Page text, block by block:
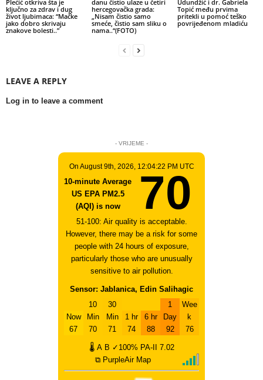
Plećić otkriva šta je
ključno za zdrav i dug
život ljubimaca: “Mačke
jako dobro skrivaju
znakove bolesti..”
danu čistio ulaze u četiri
hercegovačka grada:
„Nisam čistio samo
smeće, čistio sam sliku o
nama..“(FOTO)
Udundžić i dr. Gabriela
Topić među prvima
pritekli u pomoć teško
povrijeđenom mladiću
LEAVE A REPLY
Log in to leave a comment
- VRIJEME -
On August 9th, 2026, 12:04:22 PM UTC
10-minute Average
US EPA PM2.5
(AQI) is now
70
51-100: Air quality is acceptable.
However, there may be a risk for some
people with 24 hours of exposure,
particularly those who are unusually
sensitive to air pollution.
Sensor: Jablanica, Edin Salihagic
Now
67
10
Min
70
30
Min
71
1 hr
74
6 hr
88
1
Day
92
Wee
k
76
🌡 A B ✓100% PA-II
7.02
⧉ PurpleAir Map